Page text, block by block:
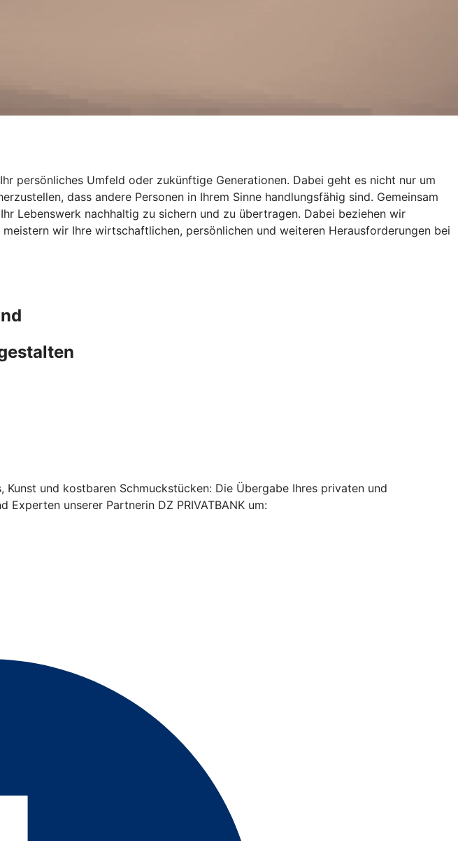
persönliches Umfeld oder zukünftige Generationen. Dabei geht es nicht nur um
dass andere Personen in Ihrem Sinne handlungsfähig sind. Gemeinsam
Lebenswerk nachhaltig zu sichern und zu übertragen. Dabei beziehen wir
wir Ihre wirtschaftlichen, persönlichen und weiteren Herausforderungen bei
und kostbaren Schmuckstücken: Die Übergabe Ihres privaten und
unserer Partnerin DZ PRIVATBANK um: